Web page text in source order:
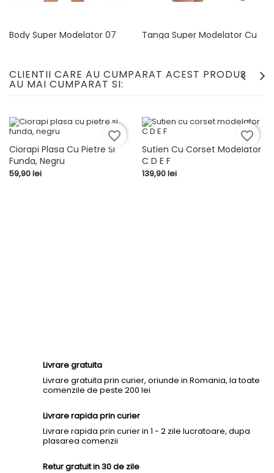
Body Super Modelator 07
Tanga Super Modelator Cu
CLIENTII CARE AU CUMPARAT ACEST PRODUS
AU MAI CUMPARAT SI:
Ciorapi Plasa Cu Pietre Si
Funda, Negru
Pret
59,90 lei
favorite_border
Sutien Cu Corset Modelator
C D E F
Pret
139,90 lei
favorite_border
Livrare gratuita
Livrare gratuita prin curier, oriunde in Romania, la toate
comenzile de peste 200 lei
Livrare rapida prin curier
Livrare rapida prin curier in 1 - 2 zile lucratoare, dupa
plasarea comenzii
Retur gratuit in 30 de zile